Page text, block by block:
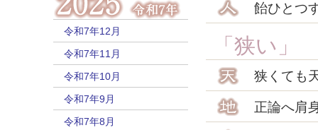
令和7年12月
令和7年11月
令和7年10月
令和7年9月
令和7年8月
飴ひとつ
「狭い」
狭くても
正論へ肩